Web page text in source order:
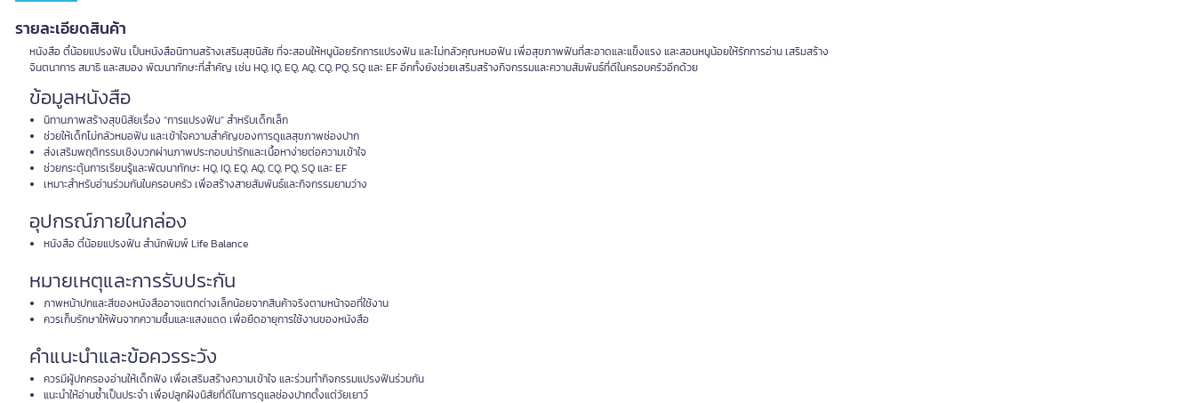
รายละเอียดสินค้า
หนังสือ ตี๋น้อยแปรงฟัน เป็นหนังสือนิทานสร้างเสริมสุขนิสัย ที่จะสอนให้หนูน้อยรักการแปรงฟัน และไม่กลัวคุณหมอฟัน เพื่อสุขภาพฟันที่สะอาดและแข็งแรง และสอนหนูน้อยให้รักการอ่าน เสริมสร้าง
จินตนาการ สมาธิ และสมอง พัฒนาทักษะที่สำคัญ เช่น HQ, IQ, EQ, AQ, CQ, PQ, SQ และ EF อีกทั้งยังช่วยเสริมสร้างกิจกรรมและความสัมพันธ์ที่ดีในครอบครัวอีกด้วย
ข้อมูลหนังสือ
นิทานภาพสร้างสุขนิสัยเรื่อง “การแปรงฟัน” สำหรับเด็กเล็ก
ช่วยให้เด็กไม่กลัวหมอฟัน และเข้าใจความสำคัญของการดูแลสุขภาพช่องปาก
ส่งเสริมพฤติกรรมเชิงบวกผ่านภาพประกอบน่ารักและเนื้อหาง่ายต่อความเข้าใจ
ช่วยกระตุ้นการเรียนรู้และพัฒนาทักษะ HQ, IQ, EQ, AQ, CQ, PQ, SQ และ EF
เหมาะสำหรับอ่านร่วมกันในครอบครัว เพื่อสร้างสายสัมพันธ์และกิจกรรมยามว่าง
อุปกรณ์ภายในกล่อง
หนังสือ ตี๋น้อยแปรงฟัน สำนักพิมพ์ Life Balance
หมายเหตุและการรับประกัน
ภาพหน้าปกและสีของหนังสืออาจแตกต่างเล็กน้อยจากสินค้าจริงตามหน้าจอที่ใช้งาน
ควรเก็บรักษาให้พ้นจากความชื้นและแสงแดด เพื่อยืดอายุการใช้งานของหนังสือ
คำแนะนำและข้อควรระวัง
ควรมีผู้ปกครองอ่านให้เด็กฟัง เพื่อเสริมสร้างความเข้าใจ และร่วมทำกิจกรรมแปรงฟันร่วมกัน
แนะนำให้อ่านซ้ำเป็นประจำ เพื่อปลูกฝังนิสัยที่ดีในการดูแลช่องปากตั้งแต่วัยเยาว์